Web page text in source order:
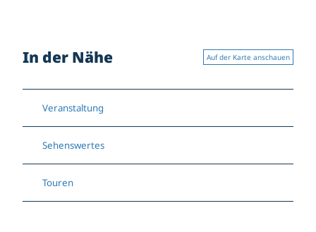
In der Nähe Auf der Karte anschauen
Veranstaltung
Sehenswertes
Touren